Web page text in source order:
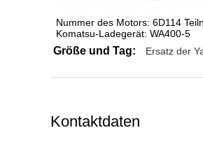
Nummer des Motors: 6D114
Komatsu-Ladegerät: WA400-5
Größe und Tag: Ersatz der
Kontaktdaten